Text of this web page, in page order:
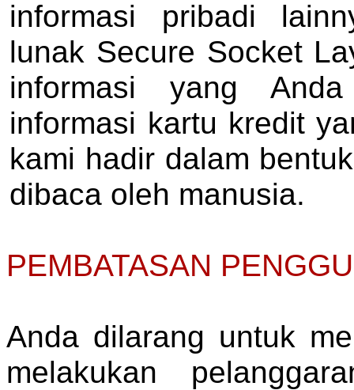
informasi pribadi
lunak Secure Socket
informasi yang
informasi kartu kredit
kami hadir dalam
dibaca oleh manusia.
PEMBATASAN
Anda dilarang untuk
melakukan